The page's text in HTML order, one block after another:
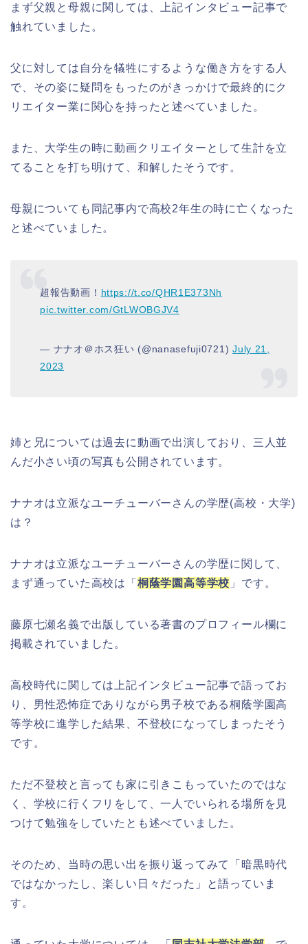
まず父親と母親に関しては、上記インタビュー記事で
触れていました。
父に対しては自分を犠牲にするような働き方をする人
で、その姿に疑問をもったのがきっかけで最終的にク
リエイター業に関心を持ったと述べていました。
また、大学生の時に動画クリエイターとして生計を立
てることを打ち明けて、和解したそうです。
母親についても同記事内で高校2年生の時に亡くなった
と述べていました。
超報告動画！ https://t.co/QHR1E373Nh
pic.twitter.com/GtLWOBGJV4
— ナナオ＠ホス狂い (@nanasefuji0721)July 21,
2023
姉と兄については過去に動画で出演しており、三人並
んだ小さい頃の写真も公開されています。
ナナオは立派なユーチューバーさんの学歴(高校・大学)
は？
ナナオは立派なユーチューバーさんの学歴に関して、
まず通っていた高校は「 桐蔭学園高等学校 」です。
藤原七瀬名義で出版している著書のプロフィール欄に
掲載されていました。
高校時代に関しては上記インタビュー記事で語ってお
り、男性恐怖症でありながら男子校である桐蔭学園高
等学校に進学した結果、不登校になってしまったそう
です。
ただ不登校と言っても家に引きこもっていたのではな
く、学校に行くフリをして、一人でいられる場所を見
つけて勉強をしていたとも述べていました。
そのため、当時の思い出を振り返ってみて「暗黒時代
ではなかったし、楽しい日々だった」と語っていま
す。